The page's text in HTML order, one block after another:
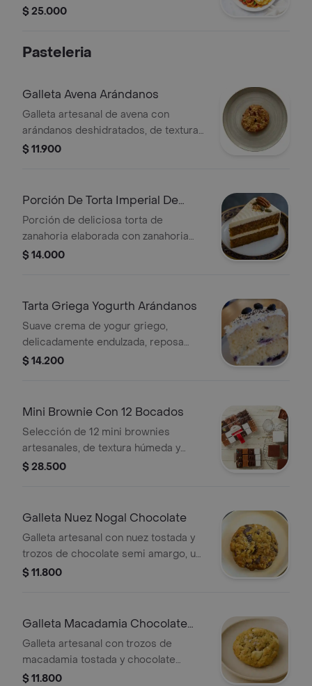
de espaguetis.
$ 25.000
Pasteleria
Galleta Avena Arándanos
Galleta artesanal de avena con
arándanos deshidratados, de textura
suave y sabor naturalmente dulce, con
$ 11.900
Porción De Torta Imperial De
Zanahoria
Porción de deliciosa torta de
zanahoria elaborada con zanahoria
natural, utilizando técnicas de
$ 14.000
Tarta Griega Yogurth Arándanos
Suave crema de yogur griego,
delicadamente endulzada, reposa
sobre una base crocante que aporta
$ 14.200
Mini Brownie Con 12 Bocados
Selección de 12 mini brownies
artesanales, de textura húmeda y
corazón intenso de cacao, perfectos
$ 28.500
Galleta Nuez Nogal Chocolate
Galleta artesanal con nuez tostada y
trozos de chocolate semi amargo, un
balance perfecto entre lo intenso y lo
$ 11.800
Galleta Macadamia Chocolate
Blanco
Galleta artesanal con trozos de
macadamia tostada y chocolate
blanco cremoso, una combinación
$ 11.800